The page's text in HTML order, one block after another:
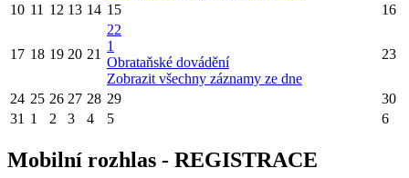
10 11 12 13 14 15 16
17 18 19 20 21
22
1
Obrataňské dovádění
Zobrazit všechny záznamy ze dne
23
24 25 26 27 28 29
30
31 1 2 3 4 5 6
Mobilní rozhlas - REGISTRACE